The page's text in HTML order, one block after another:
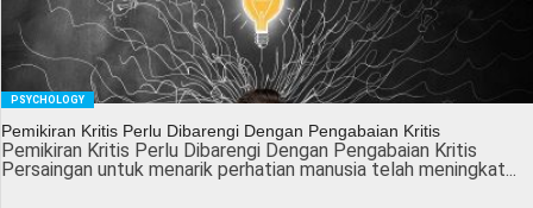
PSYCHOLOGY
Pemikiran Kritis Perlu Dibarengi Dengan Pengabaian Kritis
Pemikiran Kritis Perlu Dibarengi Dengan Pengabaian Kritis
Persaingan untuk menarik perhatian manusia telah meningkat...